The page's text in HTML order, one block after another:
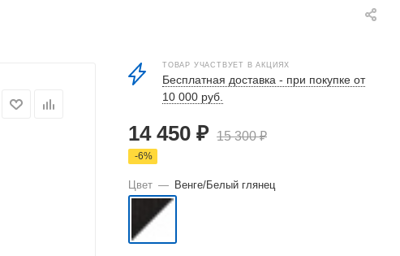
ТОВАР УЧАСТВУЕТ В АКЦИЯХ
Бесплатная доставка - при покупке от
10 000 руб.
14 450 ₽ 15 300₽
-6%
Цвет — Венге/Белый глянец